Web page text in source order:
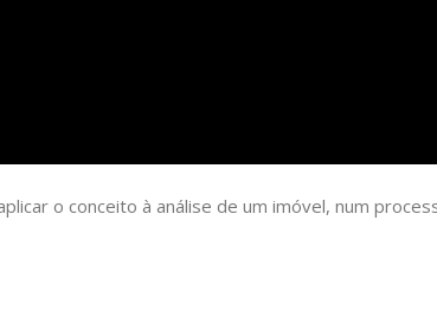
o conceito à análise de um imóvel, num